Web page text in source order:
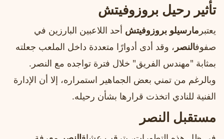
تأثير رحيل بروزوفيتش
يعتبر مارسيلو بروزوفيتش أحد اللاعبين البارزين في
صفوفالنصر ، وقد أدى أدوارًا متعددة داخل الملعب جعلته
بمثابة "مهندس الفريق" خلال فترة تواجده مع النصر.
وبالرغم من تمني بعض الجماهير استمراره، إلا أن الإدارة
الفنية للنادي اتخذت قرارها بشأن رحيله.
مستقبل النصر